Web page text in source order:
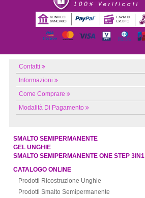
Contatti
Informazioni
Come Comprare
Modalità Di Pagamento
SMALTO SEMIPERMANENTE
GEL UNGHIE
SMALTO SEMIPERMANENTE ONE STEP 3IN1
CATALOGO ONLINE
Prodotti Ricostruzione Unghie
Prodotti Smalto Semipermanente